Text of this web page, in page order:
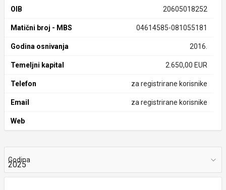
OIB 20605018252
Matični broj - MBS 04614585-081055181
Godina osnivanja 2016.
Temeljni kapital 2.650,00 EUR
Telefon za registrirane korisnike
Email za registrirane korisnike
Web
Godina